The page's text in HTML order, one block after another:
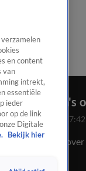
VI-collega's
13 juli 2024, 17:42
VI-collega's
en content
van
intrekt,
essentiële
ieder
op de link
Digitale
Bekijk hier